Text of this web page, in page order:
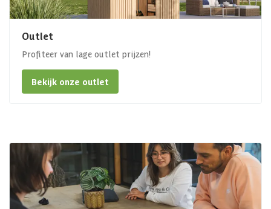
Outlet
Profiteer van lage outlet prijzen!
Bekijk onze outlet